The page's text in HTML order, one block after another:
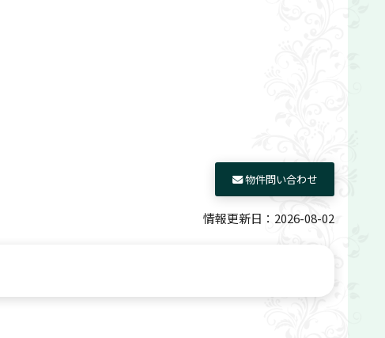
物件問い合わせ
情報更新日：2026-08-02